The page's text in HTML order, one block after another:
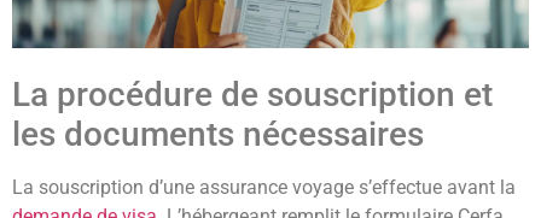
La procédure de souscription et
les documents nécessaires
La souscription d’une assurance voyage s’effectue avant la